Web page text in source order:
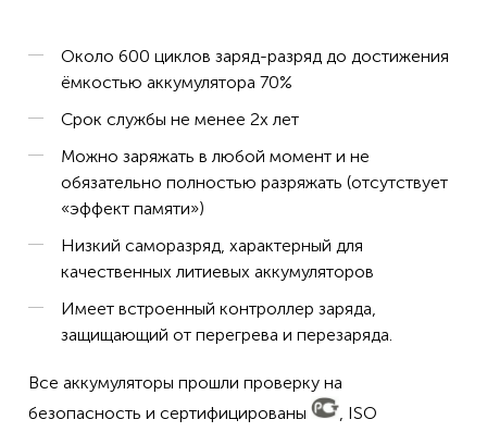
Xperia J
Xperia M Dual
Xperia T LT29i
Xperia TX
Около 600 циклов заряд-разряд до достижения
ёмкостью аккумулятора 70%
Срок службы не менее 2х лет
Можно заряжать в любой момент и не
обязательно полностью разряжать (отсутствует
«эффект памяти»)
Низкий саморазряд, характерный для
качественных литиевых аккумуляторов
Имеет встроенный контроллер заряда,
защищающий от перегрева и перезаряда.
Все аккумуляторы прошли проверку на
безопасность и сертифицированы
, ISO